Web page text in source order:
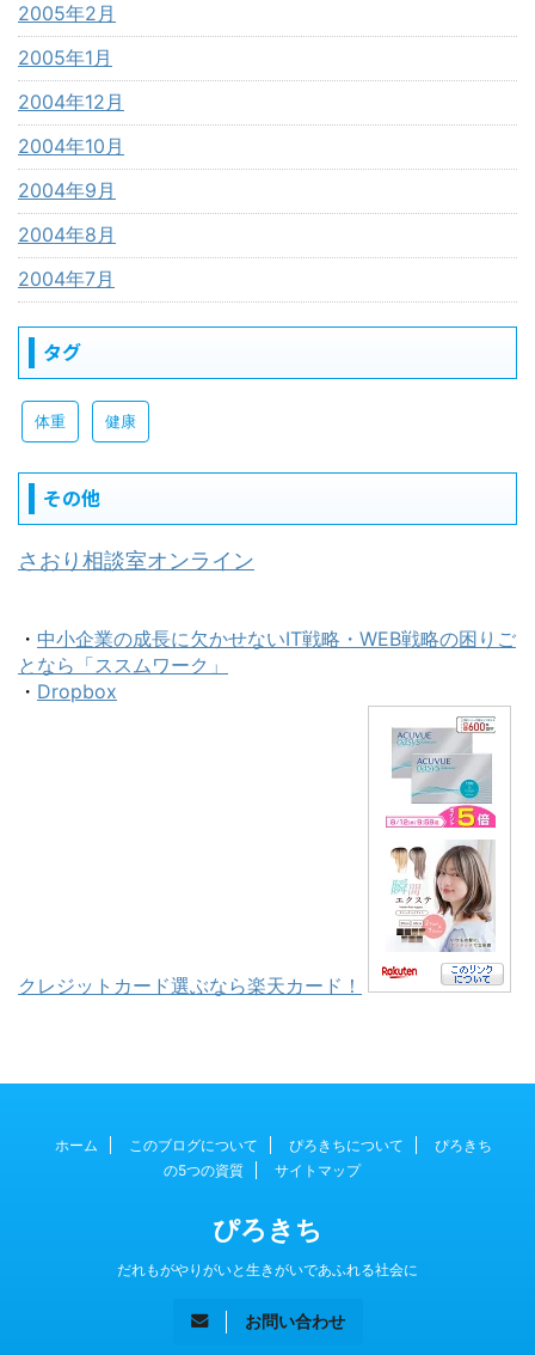
2005年2月
2005年1月
2004年12月
2004年10月
2004年9月
2004年8月
2004年7月
タグ
体重 健康
その他
さおり相談室オンライン
・ 中小企業の成長に欠かせないIT戦略・WEB戦略の困りご
となら「ススムワーク」
・ Dropbox
クレジットカード選ぶなら楽天カード！
ホーム このブログについて ぴろきちについて
ぴろきち
の5つの資質
サイトマップ
ぴろきち
だれもがやりがいと生きがいであふれる社会に
お問い合わせ